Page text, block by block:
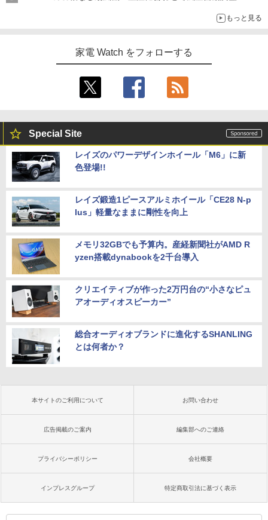
もっと見る
家電 Watch をフォローする
Special Site
レイズのパワーデザインホイール「M6」に新
色登場!!
レイズ鍛造1ピースアルミホイール「CE28 N-p
lus」軽量なままに剛性を向上
メモリ32GBでも予算内。産経新聞社がAMD R
yzen搭載dynabookを2千台導入
クリエイティブが作った2万円台の“小さなピュ
アオーディオスピーカー”
総合オーディオブランドに進化するSHANLING
とは何者か？
本サイトのご利用について お問い合わせ
広告掲載のご案内 編集部へのご連絡
プライバシーポリシー 会社概要
インプレスグループ 特定商取引法に基づく表示